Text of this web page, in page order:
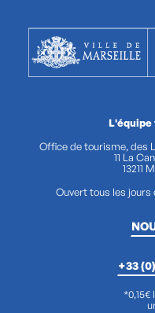
L'équipe
Office de tourisme, des
11 La
13211
Ouvert tous les jours
+33
*0,15€